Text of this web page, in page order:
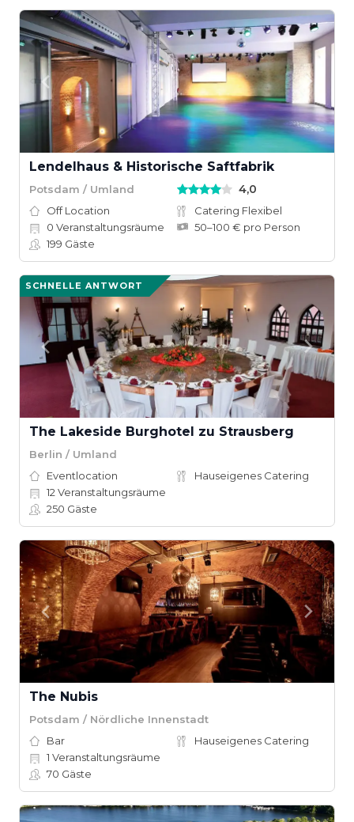
Lendelhaus & Historische Saftfabrik
Potsdam / Umland 4,0
Off Location
Catering Flexibel
0 Veranstaltungsräume
50–100 € pro Person
199 Gäste
SCHNELLE ANTWORT
The Lakeside Burghotel zu Strausberg
Berlin / Umland
Eventlocation
Hauseigenes Catering
12 Veranstaltungsräume
250 Gäste
The Nubis
Potsdam / Nördliche Innenstadt
Bar
Hauseigenes Catering
1 Veranstaltungsräume
70 Gäste